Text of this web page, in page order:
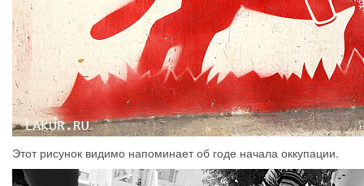
Этот рисунок видимо напоминает об годе начала оккупации.